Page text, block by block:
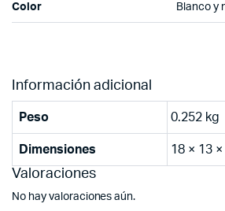
Color Blanco y
Información adicional
Peso 0.252 kg
Dimensiones 18 × 13
Valoraciones
No hay valoraciones aún.